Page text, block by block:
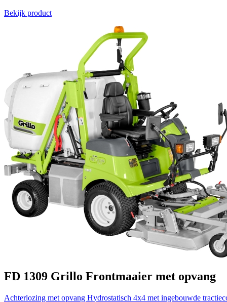
Bekijk product
FD 1309 Grillo Frontmaaier met opvang
Achterlozing met opvang Hydrostatisch 4x4 met ingebouwde